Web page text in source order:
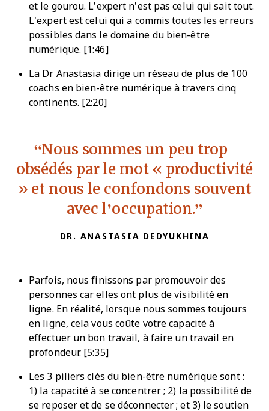
et le gourou. L’expert n’est pas celui qui sait tout.
L’expert est celui qui a commis toutes les erreurs
possibles dans le domaine du bien-être
numérique. [1:46]
La Dr Anastasia dirige un réseau de plus de 100
coachs en bien-être numérique à travers cinq
continents. [2:20]
Nous sommes un peu trop
obsédés par le mot « productivité
» et nous le confondons souvent
avec l’occupation.
DR. ANASTASIA DEDYUKHINA
Parfois, nous finissons par promouvoir des
personnes car elles ont plus de visibilité en
ligne. En réalité, lorsque nous sommes toujours
en ligne, cela vous coûte votre capacité à
effectuer un bon travail, à faire un travail en
profondeur. [5:35]
Les 3 piliers clés du bien-être numérique sont :
1) la capacité à se concentrer ; 2) la possibilité de
se reposer et de se déconnecter ; et 3) le soutien